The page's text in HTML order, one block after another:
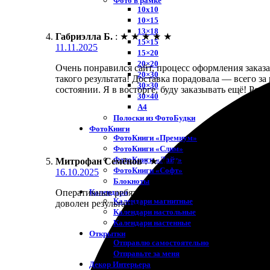
10х10
10×15
13×18
15×15
15×20
20×20
20×30
30×30
30×40
A4
Полоски из ФотоБудки
ФотоКниги
ФотоКниги «Премиум»
ФотоКниги «Слим»
ФотоКниги «Лайт»
ФотоКниги «Софт»
Блокноты
Календари
Календари магнитные
Календари настольные
Календари настенные
Открытки
Отправлю самостоятельно
Отправьте за меня
Декор Интерьера
Габриэлла Б. : ★ ★ ★ ★ ★
11.11.2025
Очень понравился сайт, процесс оформления
такого результата! Доставка порадовала — всего
состоянии. Я в восторге, буду заказывать ещё!
Митрофан Семёнов : ★ ★ ★
16.10.2025
Оперативные ребята, моментально среагировали
доволен результатом.